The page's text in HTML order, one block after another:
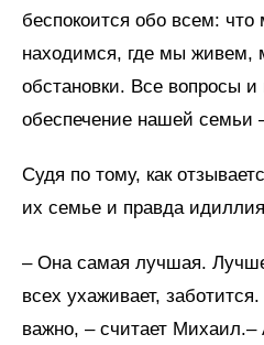
беспокоится обо всем:
находимся, где мы живем,
обстановки. Все вопросы
обеспечение нашей семьи
Судя по тому, как
их семье и правда
– Она самая лучшая.
всех ухаживает,
важно, – считает Михаил.–